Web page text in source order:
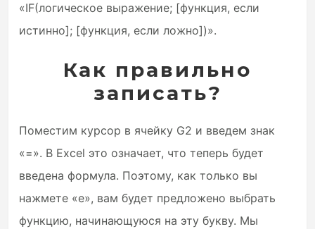
«IF(логическое выражение; [функция, если
истинно]; [функция, если ложно])».
Как правильно
записать?
Поместим курсор в ячейку G2 и введем знак
«=». В Excel это означает, что теперь будет
введена формула. Поэтому, как только вы
нажмете «e», вам будет предложено выбрать
функцию, начинающуюся на эту букву. Мы